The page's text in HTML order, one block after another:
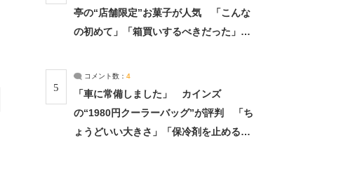
亭の“店舗限定”お菓子が人気 「こんな
の初めて」「箱買いするべきだった」
5
コメント数： 4
「車に常備しました」 カインズ
の“1980円クーラーバッグ”が評判 「ち
ょうどいい大きさ」「保冷剤を止めるベ